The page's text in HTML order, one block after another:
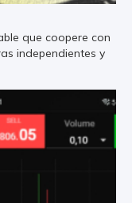
que coopere con
independientes y